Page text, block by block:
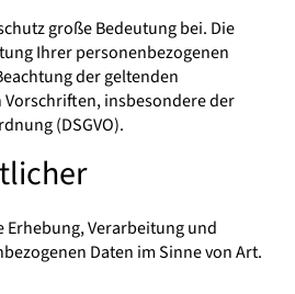
große Bedeutung bei. Die
Ihrer personenbezogenen
der geltenden
insbesondere der
(DSGVO).
Verarbeitung und
Daten im Sinne von Art.